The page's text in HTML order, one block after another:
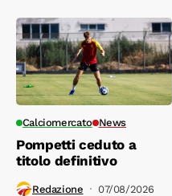
Calciomercato News
Pompetti ceduto a
titolo definitivo
Redazione 07/08/2026